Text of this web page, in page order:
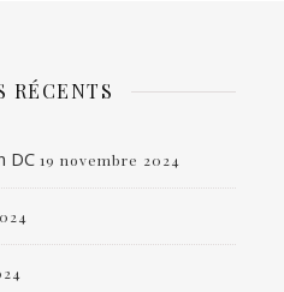
RÉCENTS
DC 19 novembre 2024